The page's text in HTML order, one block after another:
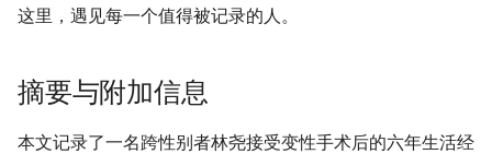
这里，遇见每一个值得被记录的人。
摘要与附加信息
本文记录了一名跨性别者林尧接受变性手术后的六年生活经